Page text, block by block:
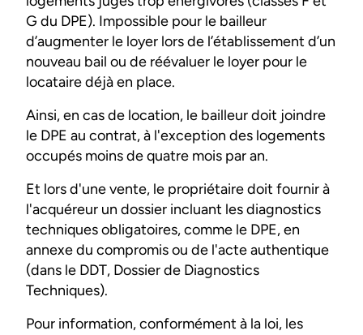
G du DPE). Impossible pour le bailleur
d’augmenter le loyer lors de l’établissement d’un
nouveau bail ou de réévaluer le loyer pour le
locataire déjà en place.
Ainsi, en cas de location, le bailleur doit joindre
le DPE au contrat, à l'exception des logements
occupés moins de quatre mois par an.
Et lors d'une vente, le propriétaire doit fournir à
l'acquéreur un dossier incluant les diagnostics
techniques obligatoires, comme le DPE, en
annexe du compromis ou de l'acte authentique
(dans le DDT, Dossier de Diagnostics
Techniques).
Pour information, conformément à la loi, les